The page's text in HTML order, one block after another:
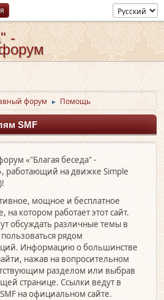
-
форум ► Помощь
SMF
«"Благая беседа" -
работающий на движке Simple
мощное и бесплатное
котором работает этот сайт.
обсуждать различные темы в
рядом
Информацию о большинстве
нажав на вопросительном
разделом или выбрав
странице. Ссылки ведут в
на официальном сайте.